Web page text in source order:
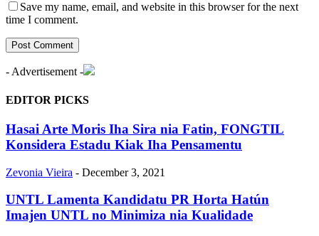
Save my name, email, and website in this browser for the next
time I comment.
- Advertisement -
EDITOR PICKS
Hasai Arte Moris Iha Sira nia Fatin, FONGTIL
Konsidera Estadu Kiak Iha Pensamentu
Zevonia Vieira - December 3, 2021
UNTL Lamenta Kandidatu PR Horta Hatún
Imajen UNTL no Minimiza nia Kualidade